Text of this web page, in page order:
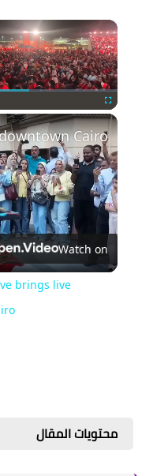
×
Fullscreen
Watch on
brings live
محتويات المقال